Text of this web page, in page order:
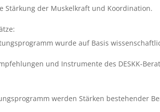
Stärkung der Muskelkraft und Koordination.
wurde auf Basis
und Instrumente des DESKK-
werden Stärken bestehender